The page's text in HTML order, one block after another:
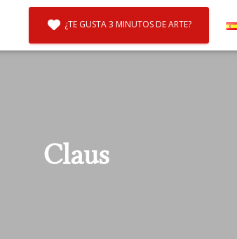
¿TE GUSTA 3 MINUTOS DE ARTE?
Claus